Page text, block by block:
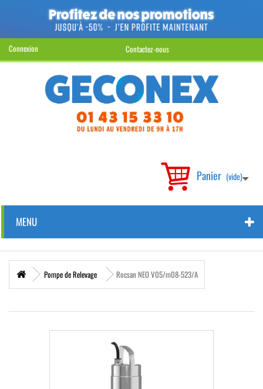
Connexion Contactez-nous
Panier (vide)
MENU
Pompe de Relevage Rocsan NEO V05/m08-523/A